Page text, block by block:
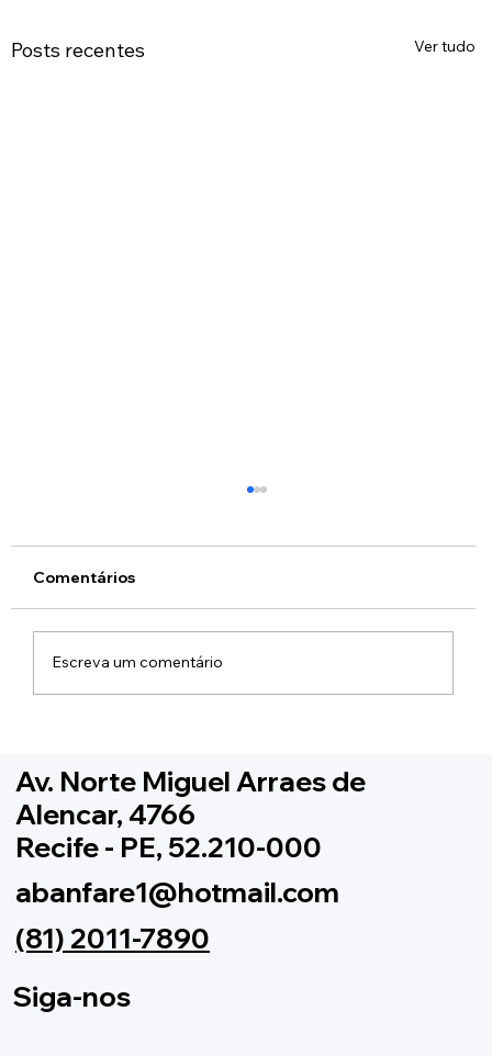
Posts recentes Ver tudo
Recife nos dias 15 e 16 de agosto
Comentários
Escreva um comentário
Av. Norte Miguel Arraes de
Alencar, 4766
Recife - PE, 52.210-000
abanfare1@hotmail.com
(81) 2011-7890
Siga-nos